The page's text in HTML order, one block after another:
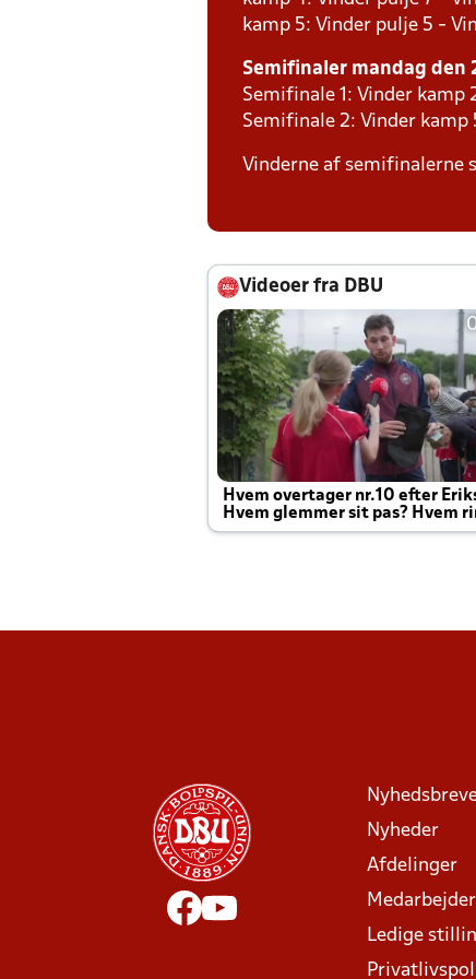
kamp 5: Vinder pulje 5 -
Semifinaler mandag den
Semifinale 1: Vinder kamp
Semifinale 2: Vinder kamp
Vinderne af semifinalerne
Videoer fra DBU
Hvem overtager nr.10 efter
Hvem glemmer sit pas? Hvem
Joachim altid til efter kampe?
Nyheder
Afdelinger
Ledige